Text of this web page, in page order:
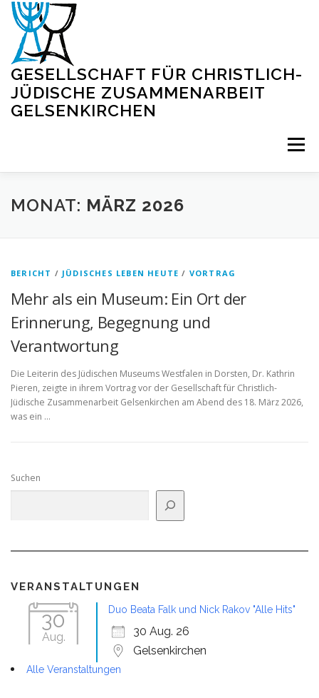
Zum
Inhalt
springen
GESELLSCHAFT FÜR CHRISTLICH-
JÜDISCHE ZUSAMMENARBEIT
GELSENKIRCHEN
Menü
STARTSEITE BLOG VERANSTALTUNGEN
KONTAKT IMPRESSUM
MONAT: MÄRZ 2026
BERICHT / JÜDISCHES LEBEN HEUTE / VORTRAG
Mehr als ein Museum: Ein Ort der
Erinnerung, Begegnung und
Verantwortung
Die Leiterin des Jüdischen Museums Westfalen in Dorsten, Dr. Kathrin
Pieren, zeigte in ihrem Vortrag vor der Gesellschaft für Christlich-
Jüdische Zusammenarbeit Gelsenkirchen am Abend des 18. März 2026,
was ein …
Suchen
VERANSTALTUNGEN
30
Aug.
Duo Beata Falk und Nick Rakov "Alle Hits"
30 Aug. 26
Gelsenkirchen
Alle Veranstaltungen